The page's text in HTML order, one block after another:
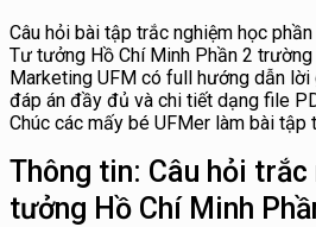
Câu hỏi bài tập trắc nghiệm học
Tư tưởng Hồ Chí Minh Phần 2
Marketing UFM có full hướng dẫn
đáp án đầy đủ và chi tiết dạng file
Chúc các mấy bé UFMer làm bài tập
Thông tin: Câu hỏi
tưởng Hồ Chí Minh